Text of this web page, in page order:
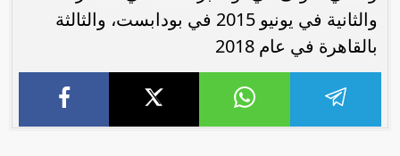
والثانية في يونيو 2015 في بودابست، والثالثة
بالقاهرة في عام 2018